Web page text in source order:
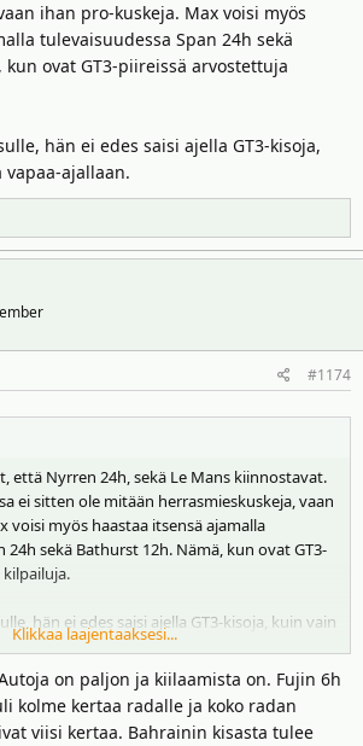
ihan pro-kuskeja. Max voisi myös
tulevaisuudessa Span 24h sekä
ovat GT3-piireissä arvostettuja
hän ei edes saisi ajella GT3-kisoja,
ajallaan.
#1174
että Nyrren 24h, sekä Le Mans kiinnostavat.
ei sitten ole mitään herrasmieskuskeja, vaan
voisi myös haastaa itsensä ajamalla
24h sekä Bathurst 12h. Nämä, kun ovat GT3-
hän ei edes saisi ajella GT3-kisoja, kuin vain
Klikkaa laajentaaksesi...
on paljon ja kiilaamista on. Fujin 6h
kolme kertaa radalle ja koko radan
viisi kertaa. Bahrainin kisasta tulee